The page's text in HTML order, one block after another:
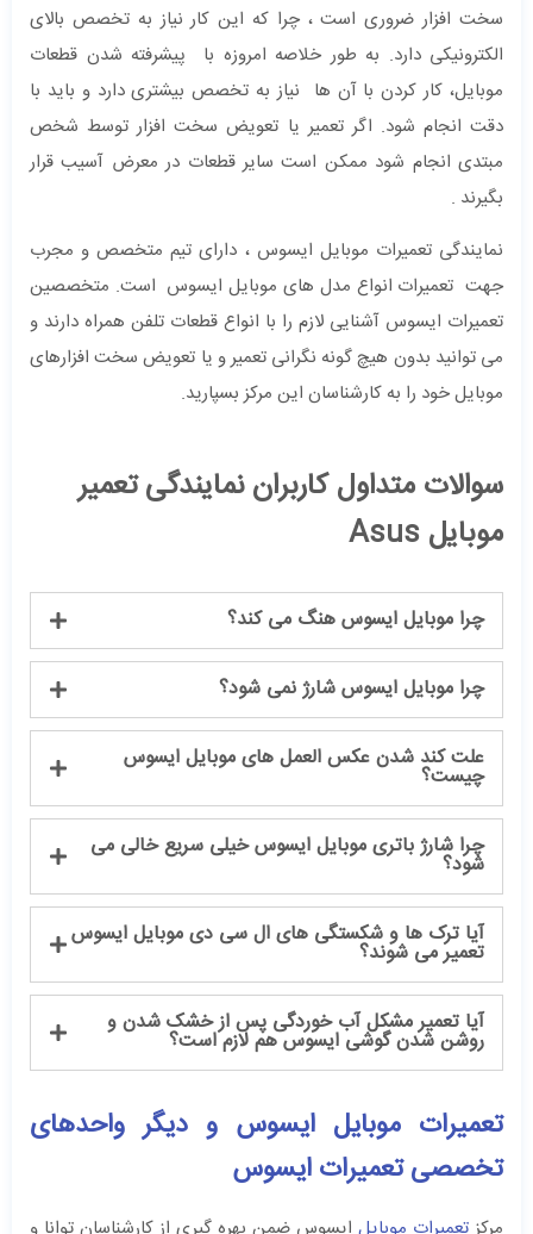
سخت افزار ضروری است ، چرا که این کار نیاز به تخصص بالای
الکترونیکی دارد. به طور خلاصه امروزه با پیشرفته شدن قطعات
موبایل، کار کردن با آن ها نیاز به تخصص بیشتری دارد و باید با
دقت انجام شود. اگر تعمیر یا تعویض سخت افزار توسط شخص
مبتدی انجام شود ممکن است سایر قطعات در معرض آسیب قرار
بگیرند .
نمایندگی تعمیرات موبایل ایسوس ، دارای تیم متخصص و مجرب
جهت تعمیرات انواع مدل های موبایل ایسوس است. متخصصین
تعمیرات ایسوس آشنایی لازم را با انواع قطعات تلفن همراه دارند و
می توانید بدون هیچ گونه نگرانی تعمیر و یا تعویض سخت افزارهای
موبایل خود را به کارشناسان این مرکز بسپارید.
سوالات متداول کاربران نمایندگی تعمیر
موبایل Asus
چرا موبایل ایسوس هنگ می کند؟
چرا موبایل ایسوس شارژ نمی شود؟
علت کند شدن عکس العمل های موبایل ایسوس
چیست؟
چرا شارژ باتری موبایل ایسوس خیلی سریع خالی می
شود؟
آیا ترک ها و شکستگی های ال سی دی موبایل ایسوس
تعمیر می شوند؟
آیا تعمیر مشکل آب خوردگی پس از خشک شدن و
روشن شدن گوشی ایسوس هم لازم است؟
تعمیرات موبایل ایسوس و دیگر واحدهای
تخصصی تعمیرات ایسوس